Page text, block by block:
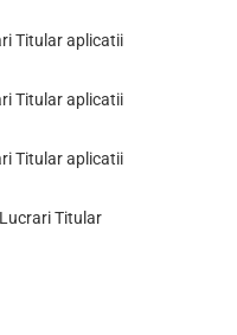
Titular aplicatii
Titular aplicatii
Titular aplicatii
Titular